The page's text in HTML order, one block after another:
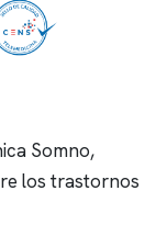
Somno,
los trastornos